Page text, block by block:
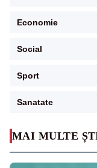
MAI MULTE
Economie
Social
Sport
Sanatate